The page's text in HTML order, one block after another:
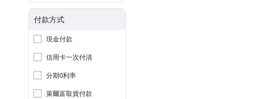
付款方式
現金付款
信用卡一次付清
分期0利率
萊爾富取貨付款